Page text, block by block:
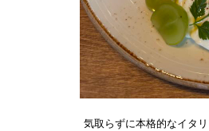
気取らずに本格的なイタ